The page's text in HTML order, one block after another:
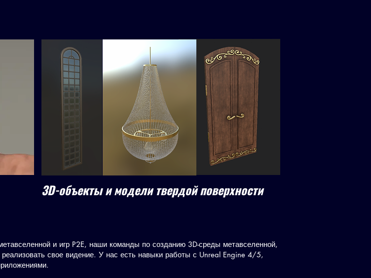
3D-объекты и модели твердой поверхности
и игр P2E, наши команды по созданию 3D-среды метавселенной,
свое видение. У нас есть навыки работы с Unreal Engine 4/5,